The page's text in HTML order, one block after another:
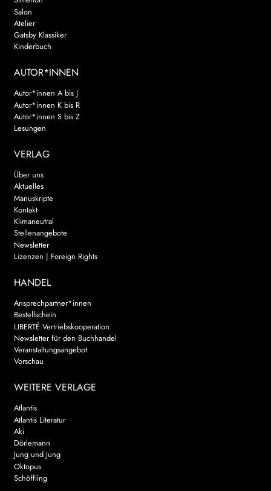
Salon
Atelier
Gatsby Klassiker
Kinderbuch
AUTOR*INNEN
Autor*innen A bis J
Autor*innen K bis R
Autor*innen S bis Z
Lesungen
VERLAG
Über uns
Aktuelles
Manuskripte
Kontakt
Klimaneutral
Stellenangebote
Newsletter
Lizenzen | Foreign Rights
HANDEL
Ansprechpartner*innen
Bestellschein
LIBERTÉ Vertriebskooperation
Newsletter für den Buchhandel
Veranstaltungsangebot
Vorschau
WEITERE VERLAGE
Atlantis
Atlantis Literatur
Aki
Dörlemann
Jung und Jung
Oktopus
Schöffling